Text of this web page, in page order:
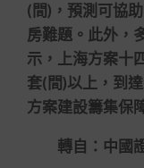
(間)，預測可協
房難題。此外，
示，上海方案十
套(間)以上，到
方案建設籌集保
轉自：中國